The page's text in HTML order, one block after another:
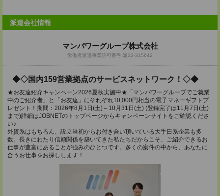
派遣会社情報
マンパワーグループ株式会社
労働者派遣事業許可番号:派13-315642
◆◇国内159営業拠点のサービスネットワーク！◇◆
★お友達紹介キャンペーン2026夏秋実施中★「マンパワーグループでご就業
中のご紹介者」と「お友達」にそれぞれ10,000円相当の電子マネーギフトプ
レゼント！期間：2026年8月1日(土)～10月31日(土) (登録完了は11月7日(土)
まで)詳細はJOBNETのトップページからキャンペーンサイトをご確認くださ
い♪
外資系はもちろん、設立当初からお付き合い頂いている大手日系企業も多
数。長きにわたり信頼関係を築いてきた私たちだからこそ、ご紹介できるお
仕事が豊富にあることが強みのひとつです。多くの案件の中から、あなたに
合うお仕事をお探しします！